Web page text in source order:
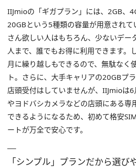
IIJmioの「ギガプラン」には、2GB、
20GBという5種類の容量が用意されて
さん欲しい人はもちろん、少ないデー
人まで、誰でもお得に利用できます。
月に繰り越しもできるので、無駄なく
ト。さらに、大手キャリアの20GBプ
店頭受付はしていませんが、IIJmioは
やヨドバシカメラなどの店頭にある専
できるようになるため、初めて格安
ートが万全で安心です。
「シンプル」プランだから選び